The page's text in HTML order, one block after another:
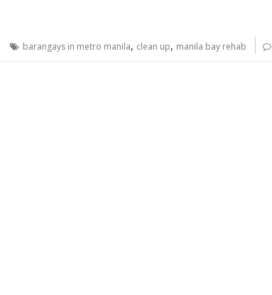
barangays in metro manila, clean up, manila bay rehab